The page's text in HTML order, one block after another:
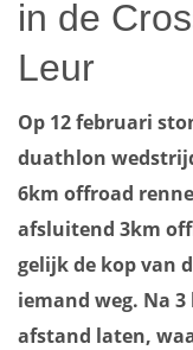
in de
Leur
Op 12 februari
duathlon
6km offroad
afsluitend 3km
gelijk de kop van
iemand weg. Na
afstand laten,